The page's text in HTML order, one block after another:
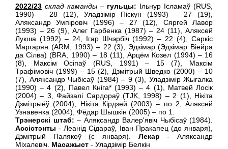
2022/23 склад каманды– гульцы: Ільнур Ісламаў (RUS,
1990) – 28 (12), Уладзiмiр Пiскун (1993) – 27 (19),
Аляксандр Умпіровіч (1996) – 27 (12), Сяргей Лавор
(1993) – 26 (9), Алег Гарбенка (1987) – 24 (11), Аляксей
Лукша (1992) – 24, Ігар Шчэрбіч (1992) – 22 (4), Саркiс
Маргарян (ARM, 1993) – 22 (3), Эдзiмар (Эдзiмар Вiейра
да Сiлва) (BRA, 1990) – 18 (11), Арцём Козел (1994) – 16
(8), Максiм Осiпаў (RUS, 1991) – 15 (7), Максім
Трафімовіч (1999) – 15 (2), Дзмітрый Шведко (2000) – 10
(7), Аляксандр Чыбісаў (1984) – 9 (3), Уладзімір Жыгалка
(1990) – 4 (2), Павел Кнiга* (1993) – 4 (1), Матвей Лосiк
(2004) – 3, Файзалi Сардораў (TJK, 1998) – 2 (1), Нiкiта
Дзмiтрыёў (2004), Нiкiта Кiрдзей (2003) – по 2, Аляксей
Узнавенка (2004), Фёдар Шышкiн (2005) – по 1.
Трэнерскі штаб: – Аляксандр Валер'явiч Чыбісаў (1984).
Ассiстэнты - Леанiд Сiдараў, Іван Пракапец (до января),
Дзмітрый Палякоў (с января). Лекар - Аляксандр
Мiхалевiч. Масажыст - Уладзiмiр Белкiн